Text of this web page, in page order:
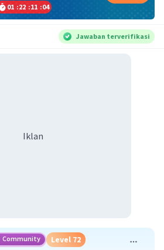
01 :22 :11 :04
Jawaban terverifikasi
Iklan
Community Level 72